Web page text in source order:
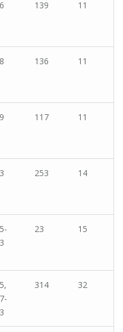
139 11
136 11
117 11
253 14
23 15
314 32